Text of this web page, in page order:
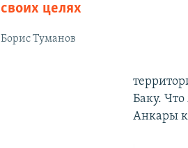
своих целях
Борис Туманов
Баку. Что
Анкары